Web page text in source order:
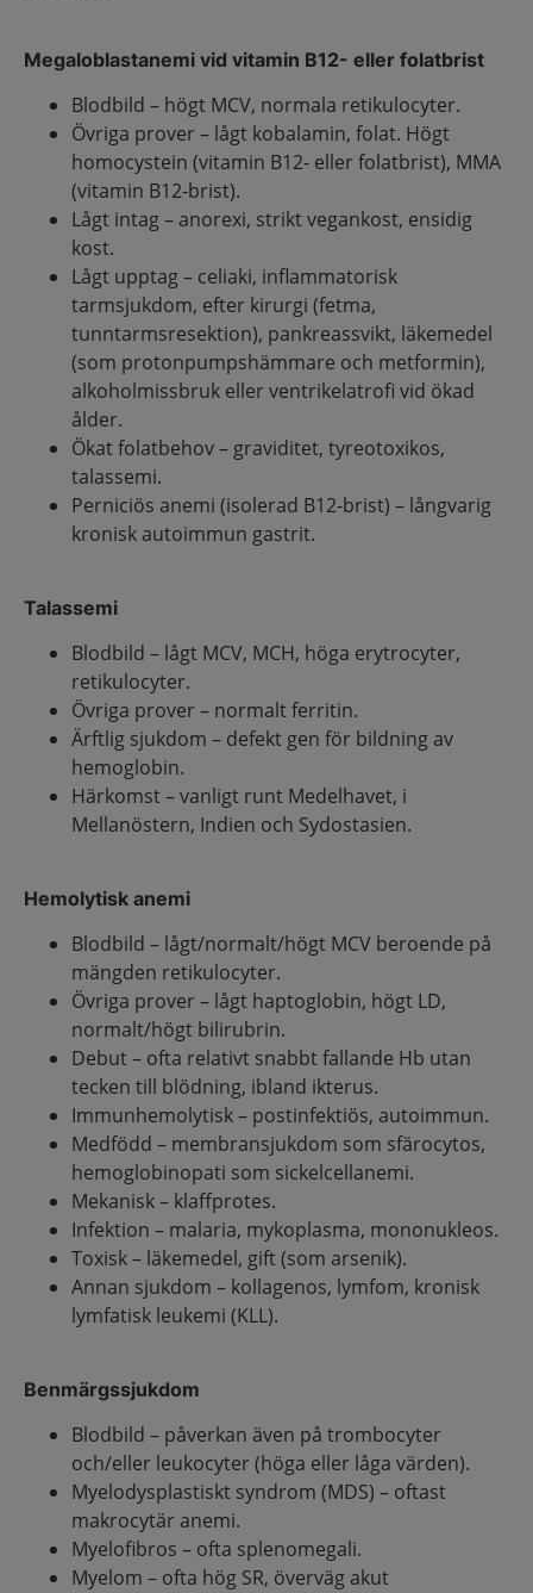
Megaloblastanemi vid vitamin B12- eller folatbrist
Blodbild – högt MCV, normala retikulocyter.
Övriga prover – lågt kobalamin, folat. Högt
homocystein (vitamin B12- eller folatbrist), MMA
(vitamin B12-brist).
Lågt intag – anorexi, strikt vegankost, ensidig
kost.
Lågt upptag – celiaki, inflammatorisk
tarmsjukdom, efter kirurgi (fetma,
tunntarmsresektion), pankreassvikt, läkemedel
(som protonpumpshämmare och metformin),
alkoholmissbruk eller ventrikelatrofi vid ökad
ålder.
Ökat folatbehov – graviditet, tyreotoxikos,
talassemi.
Perniciös anemi (isolerad B12-brist) – långvarig
kronisk autoimmun gastrit.
Talassemi
Blodbild – lågt MCV, MCH, höga erytrocyter,
retikulocyter.
Övriga prover – normalt ferritin.
Ärftlig sjukdom – defekt gen för bildning av
hemoglobin.
Härkomst – vanligt runt Medelhavet, i
Mellanöstern, Indien och Sydostasien.
Hemolytisk anemi
Blodbild – lågt/normalt/högt MCV beroende på
mängden retikulocyter.
Övriga prover – lågt haptoglobin, högt LD,
normalt/högt bilirubrin.
Debut – ofta relativt snabbt fallande Hb utan
tecken till blödning, ibland ikterus.
Immunhemolytisk – postinfektiös, autoimmun.
Medfödd – membransjukdom som sfärocytos,
hemoglobinopati som sickelcellanemi.
Mekanisk – klaffprotes.
Infektion – malaria, mykoplasma, mononukleos.
Toxisk – läkemedel, gift (som arsenik).
Annan sjukdom – kollagenos, lymfom, kronisk
lymfatisk leukemi (KLL).
Benmärgssjukdom
Blodbild – påverkan även på trombocyter
och/eller leukocyter (höga eller låga värden).
Myelodysplastiskt syndrom (MDS) – oftast
makrocytär anemi.
Myelofibros – ofta splenomegali.
Myelom – ofta hög SR, överväg akut